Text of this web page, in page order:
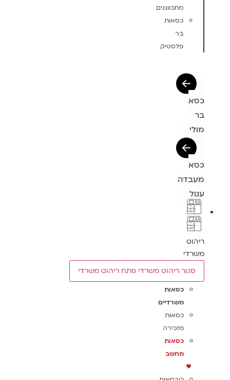
מתכווננים
כסאות
בר
פלסטיק
כסא
בר
מולי
כסא
מעבדה
עגול
ריהוט
משרדי
סגור ריהוט משרדי פתח ריהוט משרדי
כסאות
משרדיים
כסאות
מזכירה
כסאות
מחשב